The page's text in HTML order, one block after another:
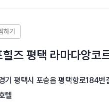
즈 평택 라마다앙코
기 평택시 포승읍 평택항로184
텔